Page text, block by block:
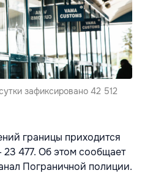
зафиксировано 42 512
границы приходится
477. Об этом сообщает
Пограничной полиции.